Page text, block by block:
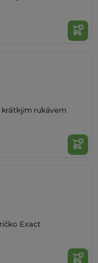
rukávem
Exact